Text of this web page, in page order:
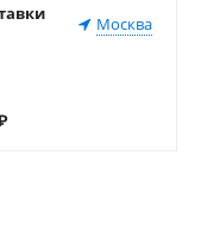
Москва